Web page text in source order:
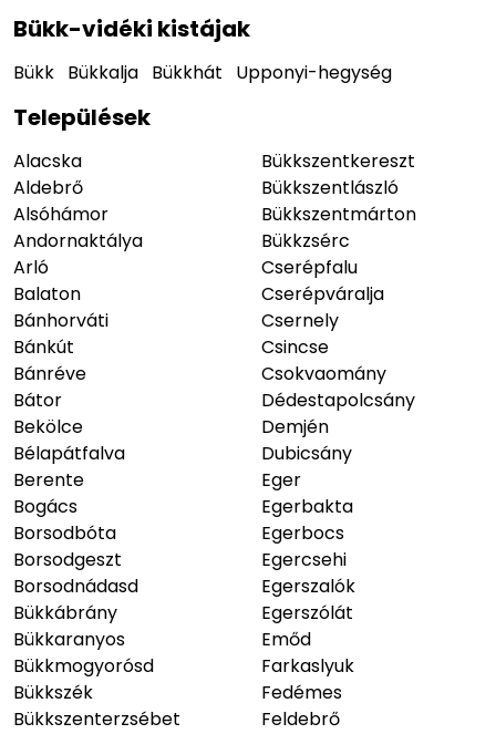
Bükk-vidéki kistájak
Bükk Bükkalja Bükkhát Upponyi-hegység
Települések
Alacska
Aldebrő
Alsóhámor
Andornaktálya
Arló
Balaton
Bánhorváti
Bánkút
Bánréve
Bátor
Bekölce
Bélapátfalva
Berente
Bogács
Borsodbóta
Borsodgeszt
Borsodnádasd
Bükkábrány
Bükkaranyos
Bükkmogyorósd
Bükkszék
Bükkszenterzsébet
Bükkszentkereszt
Bükkszentlászló
Bükkszentmárton
Bükkzsérc
Cserépfalu
Cserépváralja
Csernely
Csincse
Csokvaomány
Dédestapolcsány
Demjén
Dubicsány
Eger
Egerbakta
Egerbocs
Egercsehi
Egerszalók
Egerszólát
Emőd
Farkaslyuk
Fedémes
Feldebrő